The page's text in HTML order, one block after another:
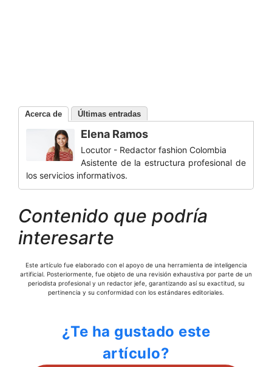
Acerca de Últimas entradas
Elena Ramos
Locutor - Redactor fashion Colombia
Asistente de la estructura profesional de
los servicios informativos.
Contenido que podría
interesarte
Este artículo fue elaborado con el apoyo de una herramienta de inteligencia
artificial. Posteriormente, fue objeto de una revisión exhaustiva por parte de un
periodista profesional y un redactor jefe, garantizando así su exactitud, su
pertinencia y su conformidad con los estándares editoriales.
¿Te ha gustado este
artículo?